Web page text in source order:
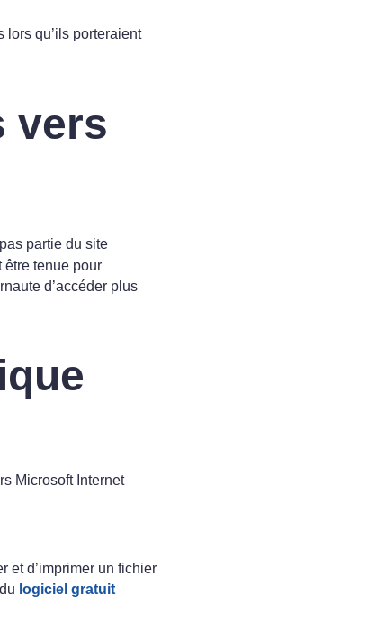
lors qu’ils porteraient
vers
partie du site
être tenue pour
d’accéder plus
Microsoft Internet
et d’imprimer un fichier
logiciel gratuit